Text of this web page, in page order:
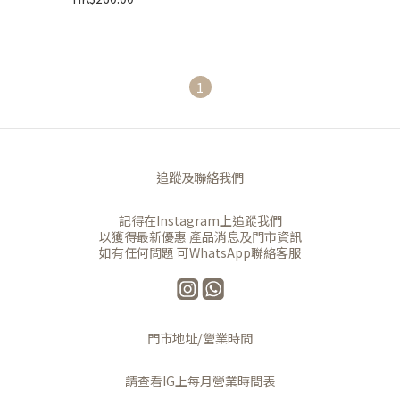
1
追蹤及聯絡我們
記得在Instagram上追蹤我們
以獲得最新優惠 產品消息及門市資訊
如有任何問題 可WhatsApp聯絡客服
門市地址/營業時間
請查看IG上每月營業時間表